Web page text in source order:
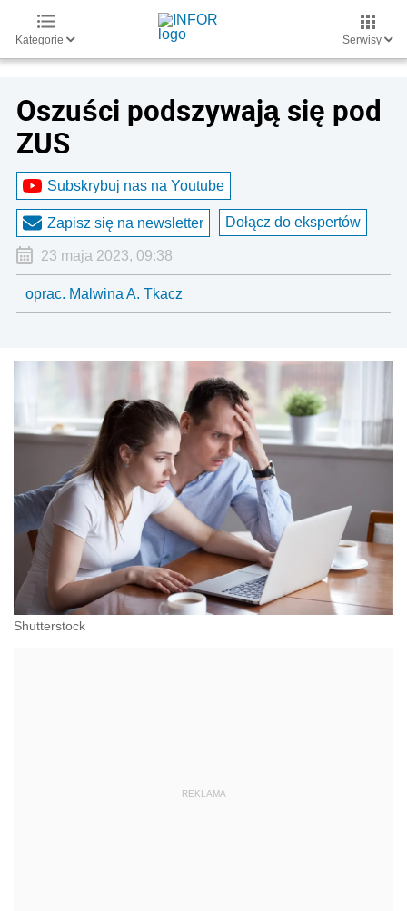
Kategorie Serwisy
Oszuści podszywają się pod
ZUS
Subskrybuj nas na Youtube
Zapisz się na newsletter Dołącz do ekspertów
23 maja 2023, 09:38
oprac. Malwina A. Tkacz
Shutterstock